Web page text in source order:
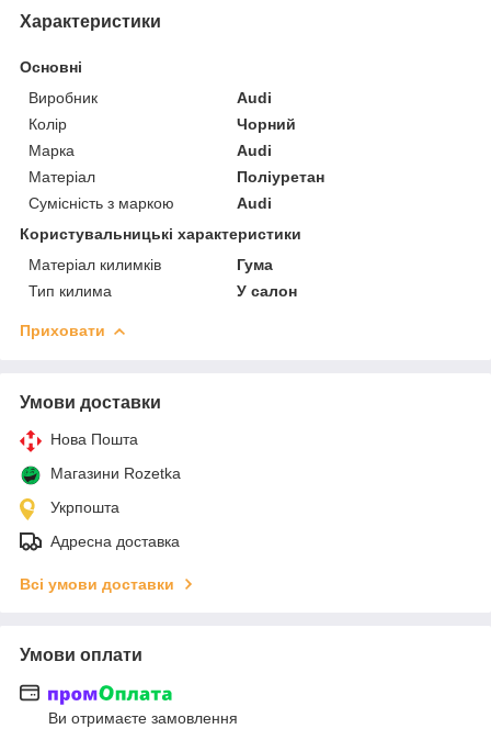
Характеристики
Основні
Виробник
Audi
Колір
Чорний
Марка
Audi
Матеріал
Поліуретан
Сумісність з маркою
Audi
Користувальницькі характеристики
Матеріал килимків
Гума
Тип килима
У салон
Приховати
Умови доставки
Нова Пошта
Магазини Rozetka
Укрпошта
Адресна доставка
Всі умови доставки
Умови оплати
Ви отримаєте замовлення